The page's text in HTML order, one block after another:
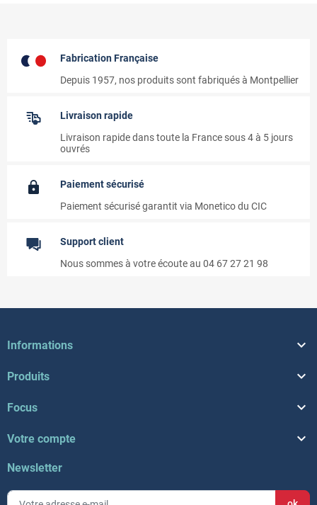
Fabrication Française
Depuis 1957, nos produits sont fabriqués à Montpellier
Livraison rapide
Livraison rapide dans toute la France sous 4 à 5 jours
ouvrés
Paiement sécurisé
Paiement sécurisé garantit via Monetico du CIC
Support client
Nous sommes à votre écoute au 04 67 27 21 98
Informations 
Produits 
Focus 
Votre compte 
Newsletter